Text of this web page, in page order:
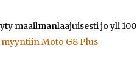
maailmanlaajuisesti jo yli 100
myyntiin Moto G8 Plus